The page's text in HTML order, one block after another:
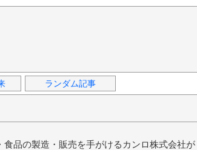
ランダム記事
品の製造・販売を手がけるカンロ株式会社が